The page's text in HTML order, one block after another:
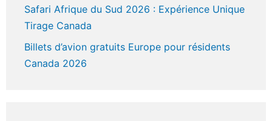
Safari Afrique du Sud 2026 : Expérience Unique
Tirage Canada
Billets d’avion gratuits Europe pour résidents
Canada 2026